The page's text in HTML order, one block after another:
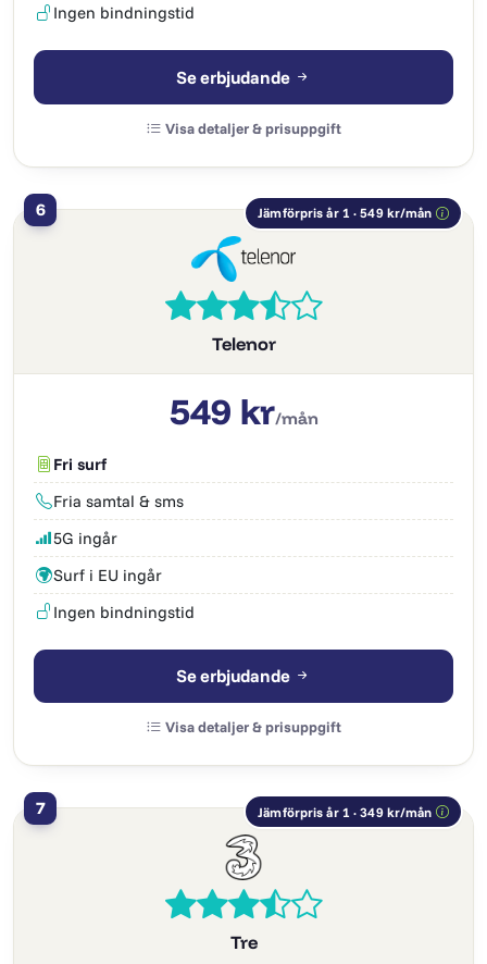
Ingen bindningstid
Se erbjudande
Visa detaljer & prisuppgift
6 Jämförpris år 1 · 549 kr/mån
Telenor
549 kr/mån
Fri surf
Fria samtal & sms
5G ingår
Surf i EU ingår
Ingen bindningstid
Se erbjudande
Visa detaljer & prisuppgift
7 Jämförpris år 1 · 349 kr/mån
Tre